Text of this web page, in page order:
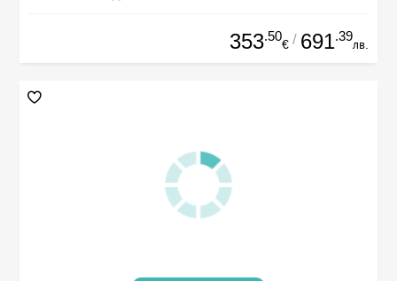
353.50
€ / 691.39
лв.